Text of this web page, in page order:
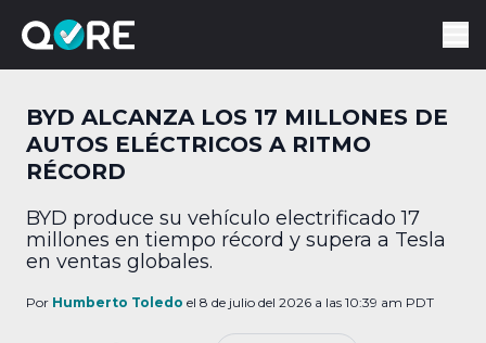
BYD ALCANZA LOS 17 MILLONES DE
AUTOS ELÉCTRICOS A RITMO
RÉCORD
BYD produce su vehículo electrificado 17
millones en tiempo récord y supera a Tesla
en ventas globales.
Por Humberto Toledo el 8 de julio del 2026 a las 10:39 am PDT